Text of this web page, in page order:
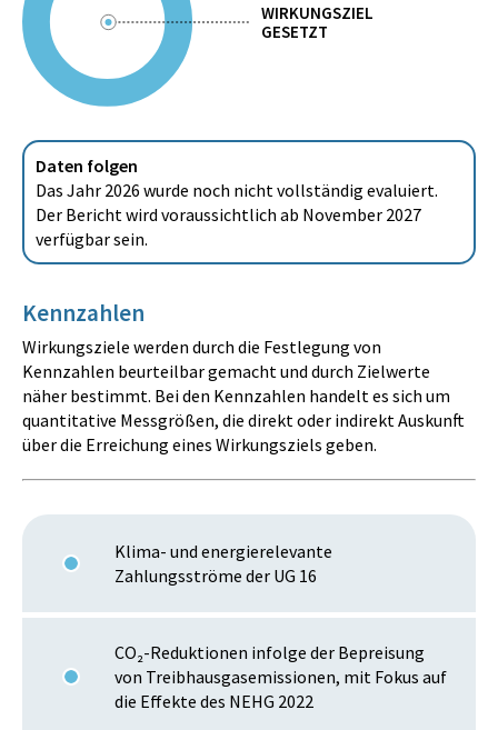
WIRKUNGSZIEL
GESETZT
Daten folgen
Das Jahr 2026 wurde noch nicht vollständig evaluiert.
Der Bericht wird voraussichtlich ab November 2027
verfügbar sein.
Kennzahlen
Wirkungsziele werden durch die Festlegung von
Kennzahlen beurteilbar gemacht und durch Zielwerte
näher bestimmt. Bei den Kennzahlen handelt es sich um
quantitative Messgrößen, die direkt oder indirekt Auskunft
über die Erreichung eines Wirkungsziels geben.
Klima- und energierelevante
Zahlungsströme der UG 16
CO₂-Reduktionen infolge der Bepreisung
von Treibhausgasemissionen, mit Fokus auf
die Effekte des NEHG 2022